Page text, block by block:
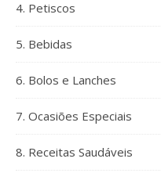
4. Petiscos
5. Bebidas
6. Bolos e Lanches
7. Ocasiões Especiais
8. Receitas Saudáveis